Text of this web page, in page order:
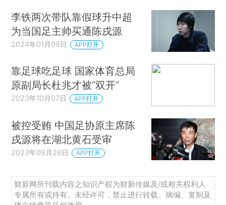
李铁两次带队靠假球升中超
为当国足主帅买通陈戌源
2024年01月09日 APP打开
靠足球吃足球 国家体育总局
原副局长杜兆才被“双开”
2023年10月07日 APP打开
被控受贿 中国足协原主席陈
戌源将在湖北黄石受审
2023年09月26日 APP打开
财新网所刊载内容之知识产权为财新传媒及/或相关权利人
专属所有或持有。未经许可，禁止进行转载、摘编、复制及